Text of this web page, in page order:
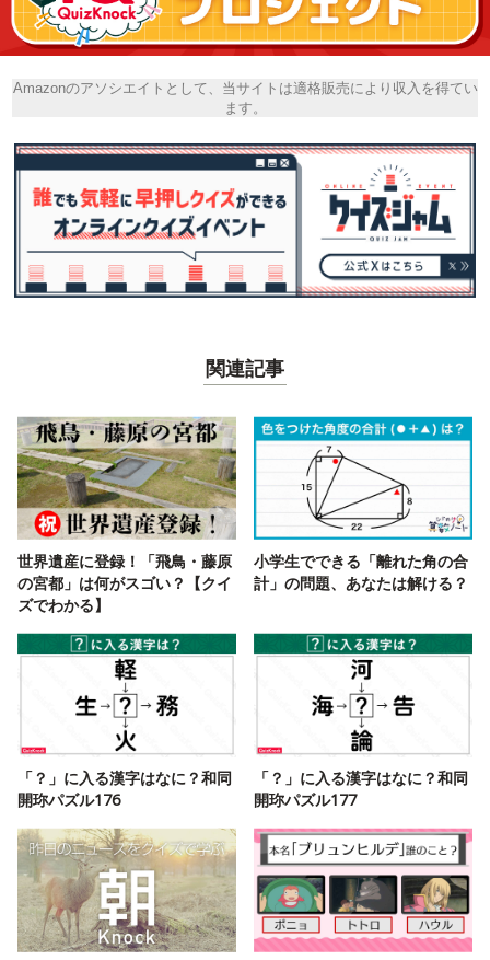
Amazonのアソシエイトとして、当サイトは適格販売により収入を得てい
ます。
関連記事
世界遺産に登録！「飛鳥・藤原
の宮都」は何がスゴい？【クイ
ズでわかる】
小学生でできる「離れた角の合
計」の問題、あなたは解ける？
「？」に入る漢字はなに？和同
開珎パズル176
「？」に入る漢字はなに？和同
開珎パズル177